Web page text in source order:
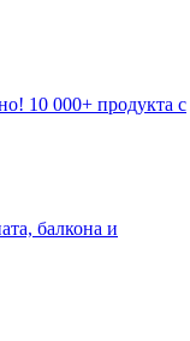
10 000+ продукта с
балкона и